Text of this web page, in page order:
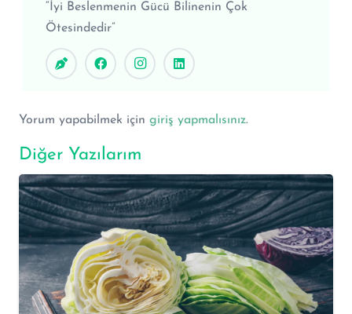
“İyi Beslenmenin Gücü Bilinenin Çok
Ötesindedir”
Yorum yapabilmek için giriş yapmalısınız.
Diğer Yazılarım